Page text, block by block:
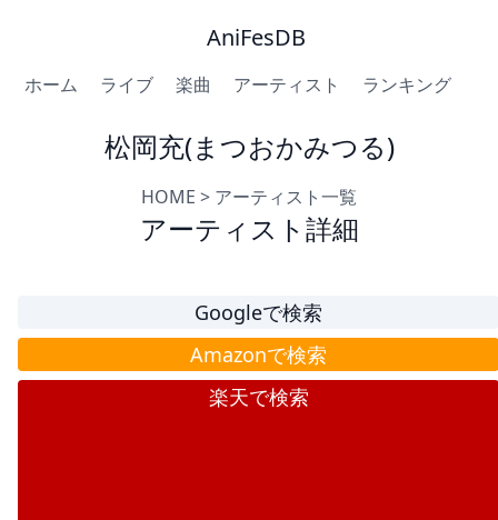
AniFesDB
ホーム ライブ 楽曲 アーティスト ランキング
松岡充(まつおかみつる)
HOME > アーティスト一覧
アーティスト詳細
Googleで検索
Amazonで検索
楽天で検索